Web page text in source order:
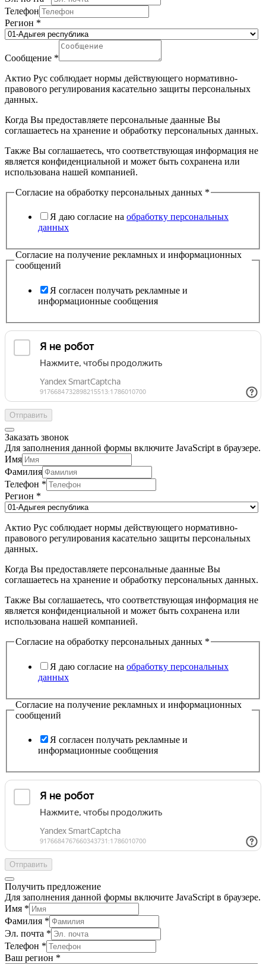
Телефон
Регион *
Сообщение *
Актио Рус соблюдает нормы действующего нормативно-
правового регулирования касательно защиты персональных
данных.
Когда Вы предоставляете персональные даанные Вы
соглашаетесь на хранение и обработку персональных данных.
Также Вы соглашаетесь, что соответствующая информация не
является конфиденциальной и может быть сохранена или
использована нашей компанией.
Согласие на обработку персональных данных *
Я даю согласие на обработку персональных
данных
Согласие на получение рекламных и информационных
сообщений
Я согласен получать рекламные и
информационные сообщения
Отправить
Заказать звонок
Для заполнения данной формы включите JavaScript в браузере.
Имя
Фамилия
Телефон *
Регион *
Актио Рус соблюдает нормы действующего нормативно-
правового регулирования касательно защиты персональных
данных.
Когда Вы предоставляете персональные даанные Вы
соглашаетесь на хранение и обработку персональных данных.
Также Вы соглашаетесь, что соответствующая информация не
является конфиденциальной и может быть сохранена или
использована нашей компанией.
Согласие на обработку персональных данных *
Я даю согласие на обработку персональных
данных
Согласие на получение рекламных и информационных
сообщений
Я согласен получать рекламные и
информационные сообщения
Отправить
Получить предложение
Для заполнения данной формы включите JavaScript в браузере.
Имя *
Фамилия *
Эл. почта *
Телефон *
Ваш регион *